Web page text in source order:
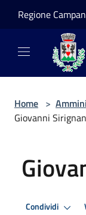
Regione
Home >
Giovanni
Condividi